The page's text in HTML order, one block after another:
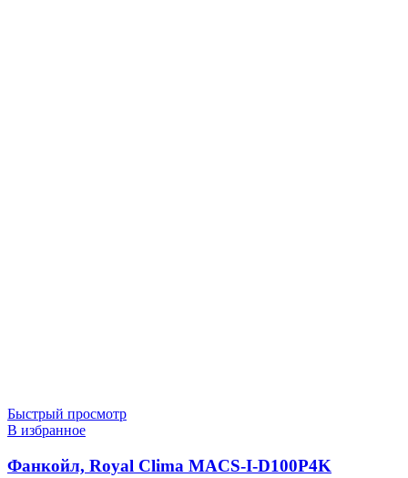
Быстрый просмотр
В избранное
Фанкойл, Royal Clima MACS-I-D100P4K